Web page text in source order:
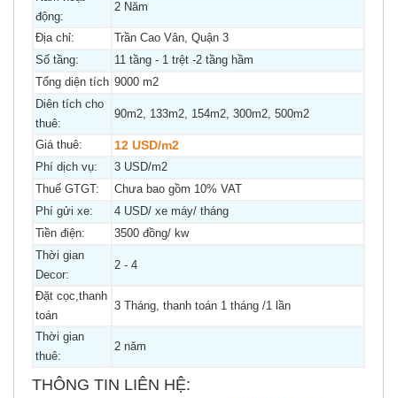
động:
2 Năm
Địa chỉ:
Trần Cao Vân, Quận 3
Số tầng:
11 tầng - 1 trệt -2 tầng hầm
Tổng diện tích 9000 m2
Diên tích cho
thuê:
90m2, 133m2, 154m2, 300m2, 500m2
Giá thuê: 12 USD/m2
Phí dịch vụ:
3 USD/m2
Thuế GTGT:
Chưa bao gồm 10% VAT
Phí gửi xe:
4 USD/ xe máy/ tháng
Tiền điện:
3500 đồng/ kw
Thời gian
Decor:
2 - 4
Đặt cọc,thanh
toán
3 Tháng, thanh toán 1 tháng /1 lần
Thời gian
thuê:
2 năm
THÔNG TIN LIÊN HỆ: